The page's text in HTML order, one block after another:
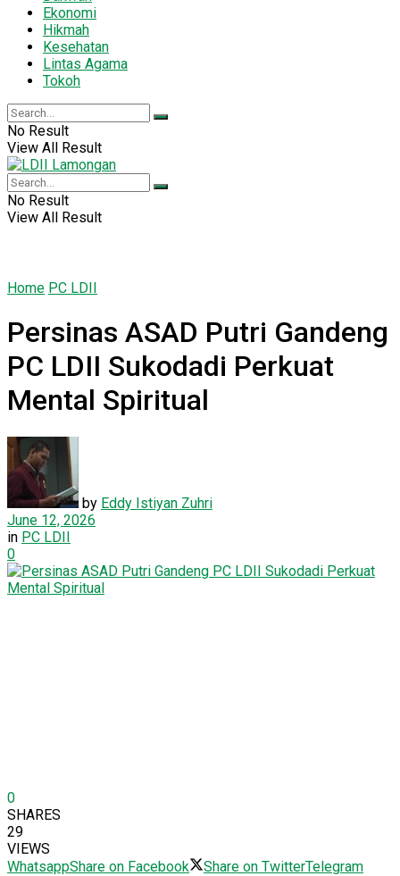
Ekonomi
Hikmah
Kesehatan
Lintas Agama
Tokoh
No Result
View All Result
No Result
View All Result
Home PC LDII
Persinas ASAD Putri Gandeng
PC LDII Sukodadi Perkuat
Mental Spiritual
by Eddy Istiyan Zuhri
June 12, 2026
in PC LDII
0
0
SHARES
29
VIEWS
WhatsappShare on Facebook Share on TwitterTelegram